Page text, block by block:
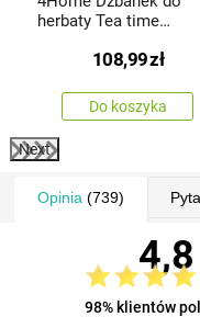
herbaty Tea time
108,99zł
Do koszyka
Next
Opinia (739)
4,8
98% klientów